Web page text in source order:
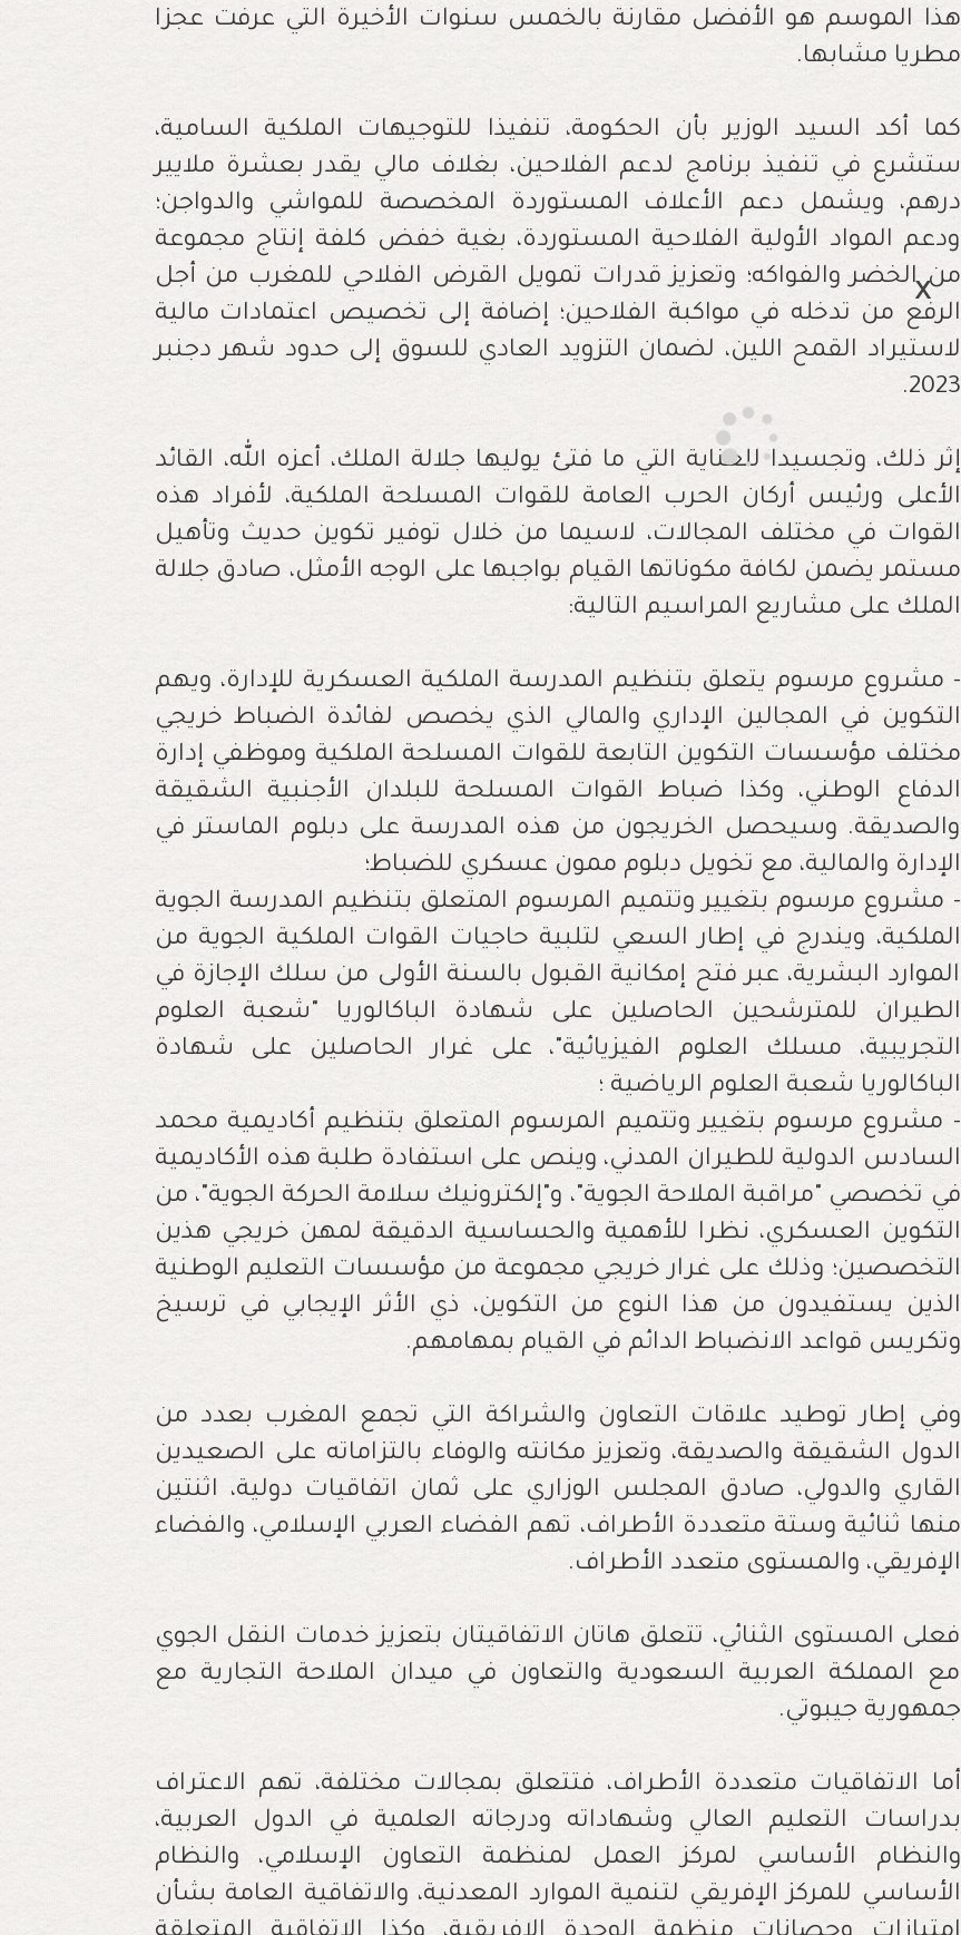
هذا الموسم هو الأفضل مقارنة بالخمس سنوات الأخيرة التي عرفت عجزا
مطريا مشابها.
كما أكد السيد الوزير بأن الحكومة، تنفيذا للتوجيهات الملكية السامية،
ستشرع في تنفيذ برنامج لدعم الفلاحين، بغلاف مالي يقدر بعشرة ملايير
درهم، ويشمل دعم الأعلاف المستوردة المخصصة للمواشي والدواجن؛
ودعم المواد الأولية الفلاحية المستوردة، بغية خفض كلفة إنتاج مجموعة
من الخضر والفواكه؛ وتعزيز قدرات تمويل القرض الفلاحي للمغرب من أجل
الرفع من تدخله في مواكبة الفلاحين؛ إضافة إلى تخصيص اعتمادات مالية
لاستيراد القمح اللين، لضمان التزويد العادي للسوق إلى حدود شهر دجنبر
2023.
إثر ذلك، وتجسيدا للعناية التي ما فتئ يوليها جلالة الملك، أعزه الله، القائد
الأعلى ورئيس أركان الحرب العامة للقوات المسلحة الملكية، لأفراد هذه
القوات في مختلف المجالات، لاسيما من خلال توفير تكوين حديث وتأهيل
مستمر يضمن لكافة مكوناتها القيام بواجبها على الوجه الأمثل، صادق جلالة
الملك على مشاريع المراسيم التالية:
- مشروع مرسوم يتعلق بتنظيم المدرسة الملكية العسكرية للإدارة، ويهم
التكوين في المجالين الإداري والمالي الذي يخصص لفائدة الضباط خريجي
مختلف مؤسسات التكوين التابعة للقوات المسلحة الملكية وموظفي إدارة
الدفاع الوطني، وكذا ضباط القوات المسلحة للبلدان الأجنبية الشقيقة
والصديقة. وسيحصل الخريجون من هذه المدرسة على دبلوم الماستر في
الإدارة والمالية، مع تخويل دبلوم ممون عسكري للضباط؛
- مشروع مرسوم بتغيير وتتميم المرسوم المتعلق بتنظيم المدرسة الجوية
الملكية، ويندرج في إطار السعي لتلبية حاجيات القوات الملكية الجوية من
الموارد البشرية، عبر فتح إمكانية القبول بالسنة الأولى من سلك الإجازة في
الطيران للمترشحين الحاصلين على شهادة الباكالوريا "شعبة العلوم
التجريبية، مسلك العلوم الفيزيائية"، على غرار الحاصلين على شهادة
الباكالوريا شعبة العلوم الرياضية ؛
- مشروع مرسوم بتغيير وتتميم المرسوم المتعلق بتنظيم أكاديمية محمد
السادس الدولية للطيران المدني، وينص على استفادة طلبة هذه الأكاديمية
في تخصصي "مراقبة الملاحة الجوية"، و"إلكترونيك سلامة الحركة الجوية"، من
التكوين العسكري، نظرا للأهمية والحساسية الدقيقة لمهن خريجي هذين
التخصصين؛ وذلك على غرار خريجي مجموعة من مؤسسات التعليم الوطنية
الذين يستفيدون من هذا النوع من التكوين، ذي الأثر الإيجابي في ترسيخ
وتكريس قواعد الانضباط الدائم في القيام بمهامهم.
وفي إطار توطيد علاقات التعاون والشراكة التي تجمع المغرب بعدد من
الدول الشقيقة والصديقة، وتعزيز مكانته والوفاء بالتزاماته على الصعيدين
القاري والدولي، صادق المجلس الوزاري على ثمان اتفاقيات دولية، اثنتين
منها ثنائية وستة متعددة الأطراف، تهم الفضاء العربي الإسلامي، والفضاء
الإفريقي، والمستوى متعدد الأطراف.
فعلى المستوى الثنائي، تتعلق هاتان الاتفاقيتان بتعزيز خدمات النقل الجوي
مع المملكة العربية السعودية والتعاون في ميدان الملاحة التجارية مع
جمهورية جيبوتي.
أما الاتفاقيات متعددة الأطراف، فتتعلق بمجالات مختلفة، تهم الاعتراف
بدراسات التعليم العالي وشهاداته ودرجاته العلمية في الدول العربية،
والنظام الأساسي لمركز العمل لمنظمة التعاون الإسلامي، والنظام
الأساسي للمركز الإفريقي لتنمية الموارد المعدنية، والاتفاقية العامة بشأن